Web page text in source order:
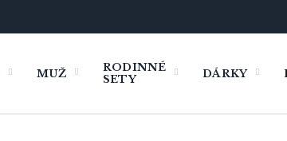
MUŽ
RODINNÉ
SETY
DÁRKY